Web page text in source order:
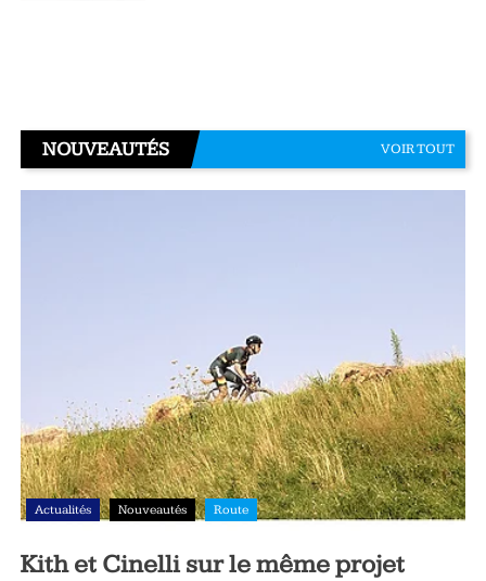
NOUVEAUTÉS VOIR TOUT
Actualités Nouveautés Route
Kith et Cinelli sur le même projet